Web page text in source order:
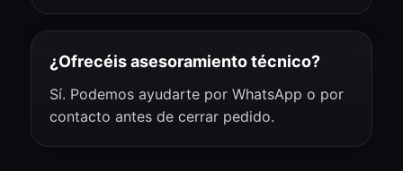
¿Ofrecéis asesoramiento técnico?
Sí. Podemos ayudarte por WhatsApp o por
contacto antes de cerrar pedido.